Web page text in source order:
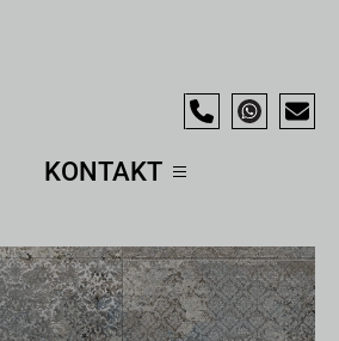
KONTAKT